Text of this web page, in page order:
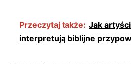
Przeczytaj także: Jak
interpretują biblijne